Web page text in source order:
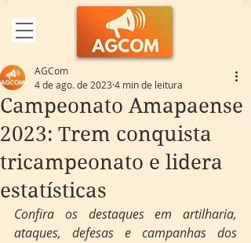
Campeonato Amapaense
2023: Trem conquista
tricampeonato e lidera
estatísticas
AGCom
4 de ago. de 2023 4 min de leitura
Confira os destaques em artilharia,
ataques, defesas e campanhas dos